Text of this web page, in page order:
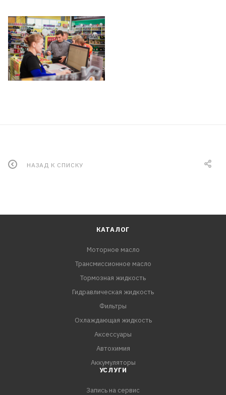
НАЗАД К СПИСКУ
КАТАЛОГ
Моторное масло
Трансмиссионное масло
Тормозная жидкость
Гидравлическая жидкость
Фильтры
Охлаждающая жидкость
Аксессуары
Автохимия
Аккумуляторы
УСЛУГИ
Запись на сервис